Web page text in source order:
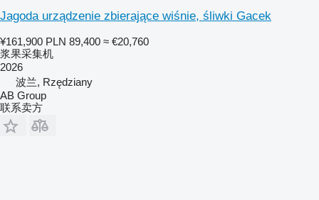
Jagoda urządzenie zbierające wiśnie, śliwki Gacek
¥161,900 PLN 89,400 ≈ €20,760
浆果采集机
2026
波兰, Rzędziany
AB Group
联系卖方